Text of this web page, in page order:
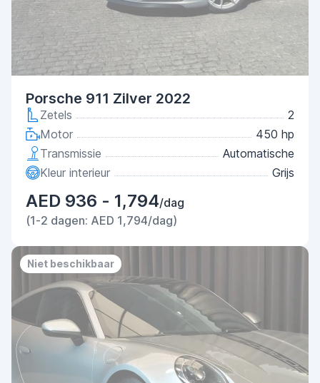
Porsche 911 Zilver 2022
Zetels
2
Motor
450 hp
Transmissie
Automatische
Kleur interieur
Grijs
AED 936 - 1,794/dag
(1-2 dagen: AED 1,794/dag)
Niet beschikbaar